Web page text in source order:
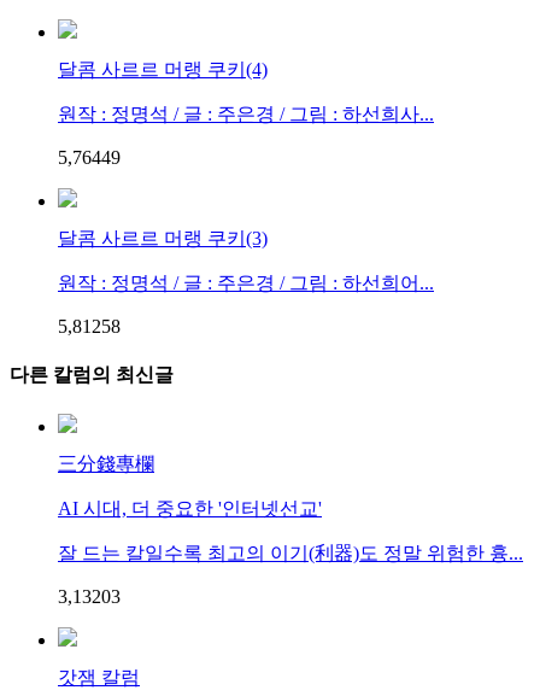
달콤 사르르 머랭 쿠키(4)
원작 : 정명석 / 글 : 주은경 / 그림 : 하선희사...
5,76449
달콤 사르르 머랭 쿠키(3)
원작 : 정명석 / 글 : 주은경 / 그림 : 하선희어...
5,81258
다른 칼럼의 최신글
三分錢專欄
AI 시대, 더 중요한 '인터넷선교'
잘 드는 칼일수록 최고의 이기(利器)도 정말 위험한 흉...
3,13203
갓잼 칼럼